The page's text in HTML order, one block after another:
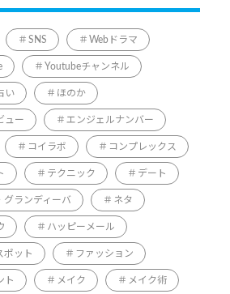
SNS Webドラマ
Youtubeチャンネル
い ほのか
ュー エンジェルナンバー
コイラボ コンプレックス
テクニック デート
グランディーバ ネタ
ハッピーメール
ポット ファッション
ト メイク メイク術